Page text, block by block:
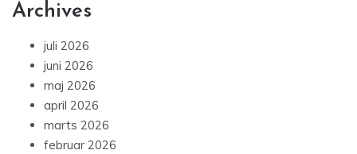
Archives
juli 2026
juni 2026
maj 2026
april 2026
marts 2026
februar 2026